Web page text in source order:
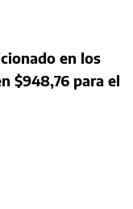
en los
$948,76 para el